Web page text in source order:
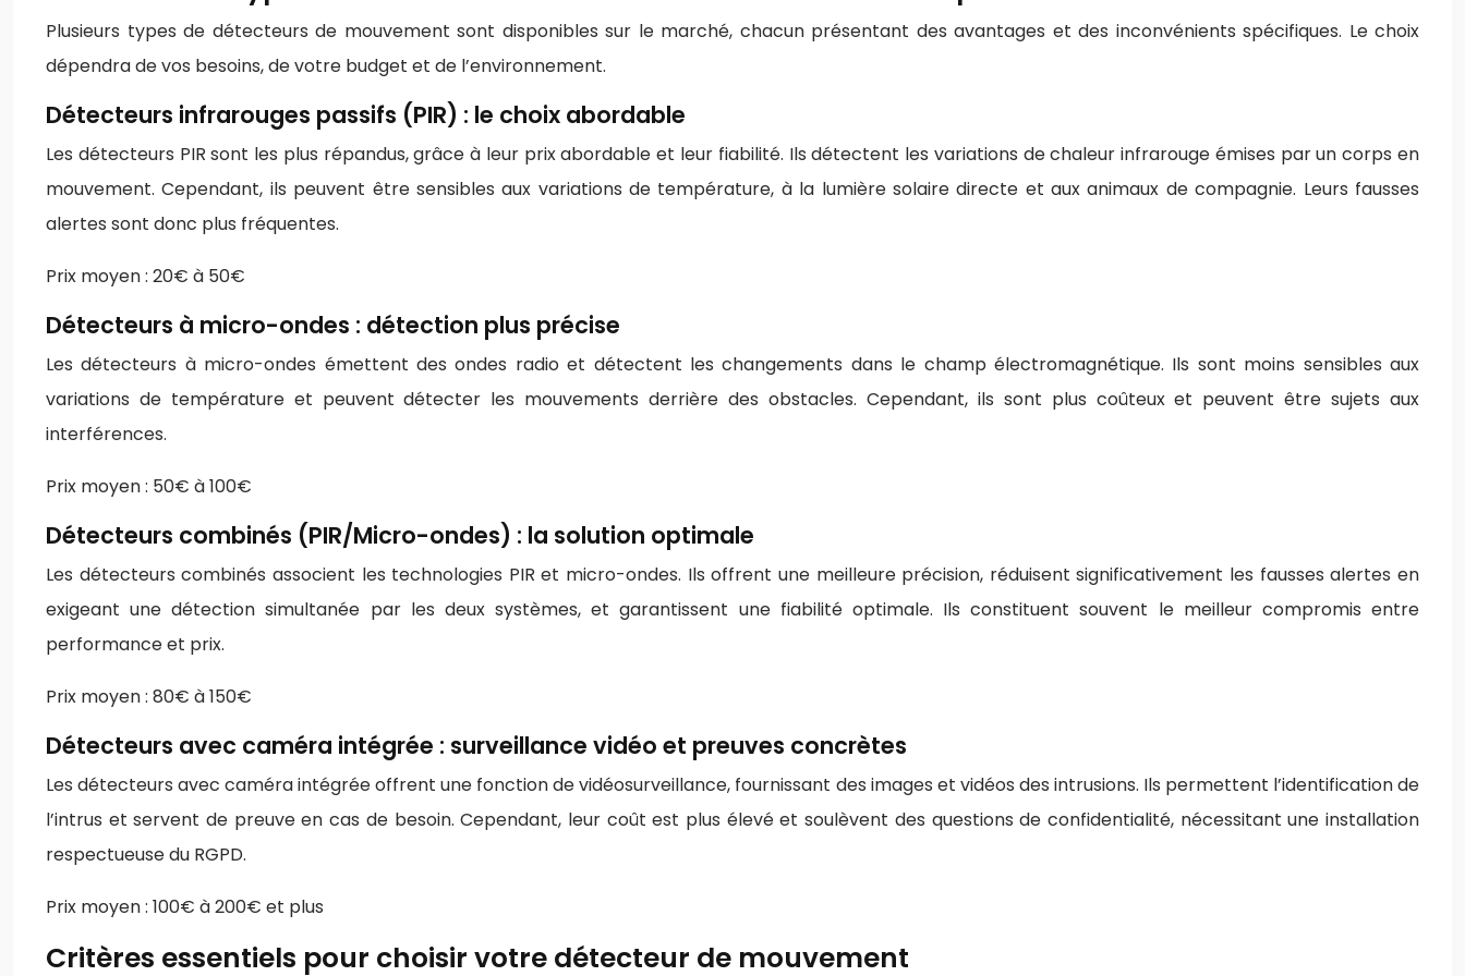
Plusieurs types de détecteurs de mouvement sont disponibles sur le marché, chacun présentant des avantages et des inconvénients spécifiques. Le choix
dépendra de vos besoins, de votre budget et de l’environnement.
Détecteurs infrarouges passifs (PIR) : le choix abordable
Les détecteurs PIR sont les plus répandus, grâce à leur prix abordable et leur fiabilité. Ils détectent les variations de chaleur infrarouge émises par un corps en
mouvement. Cependant, ils peuvent être sensibles aux variations de température, à la lumière solaire directe et aux animaux de compagnie. Leurs fausses
alertes sont donc plus fréquentes.
Prix moyen : 20€ à 50€
Détecteurs à micro-ondes : détection plus précise
Les détecteurs à micro-ondes émettent des ondes radio et détectent les changements dans le champ électromagnétique. Ils sont moins sensibles aux
variations de température et peuvent détecter les mouvements derrière des obstacles. Cependant, ils sont plus coûteux et peuvent être sujets aux
interférences.
Prix moyen : 50€ à 100€
Détecteurs combinés (PIR/Micro-ondes) : la solution optimale
Les détecteurs combinés associent les technologies PIR et micro-ondes. Ils offrent une meilleure précision, réduisent significativement les fausses alertes en
exigeant une détection simultanée par les deux systèmes, et garantissent une fiabilité optimale. Ils constituent souvent le meilleur compromis entre
performance et prix.
Prix moyen : 80€ à 150€
Détecteurs avec caméra intégrée : surveillance vidéo et preuves concrètes
Les détecteurs avec caméra intégrée offrent une fonction de vidéosurveillance, fournissant des images et vidéos des intrusions. Ils permettent l’identification de
l’intrus et servent de preuve en cas de besoin. Cependant, leur coût est plus élevé et soulèvent des questions de confidentialité, nécessitant une installation
respectueuse du RGPD.
Prix moyen : 100€ à 200€ et plus
Critères essentiels pour choisir votre détecteur de mouvement